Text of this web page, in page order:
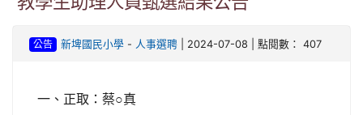
公告 新埤國民小學- 人事選聘| 2024-07-08 | 點閱數： 407
一、正取：蔡○真